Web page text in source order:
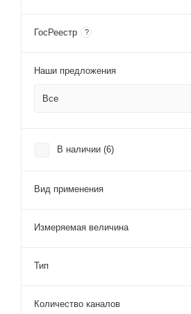
ГосРеестр ?
Наши предложения
Все
В наличии (6)
Вид применения
Измеряемая величина
Тип
Количество каналов